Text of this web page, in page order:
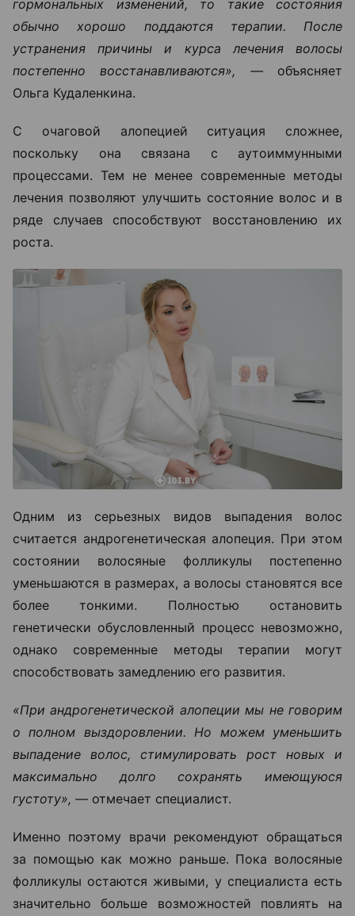
гормональных изменений, то такие состояния
обычно хорошо поддаются терапии. После
устранения причины и курса лечения волосы
постепенно восстанавливаются», —объясняет
Ольга Кудаленкина.
С очаговой алопецией ситуация сложнее,
поскольку она связана с аутоиммунными
процессами. Тем не менее современные методы
лечения позволяют улучшить состояние волос и в
ряде случаев способствуют восстановлению их
роста.
Одним из серьезных видов выпадения волос
считается андрогенетическая алопеция. При этом
состоянии волосяные фолликулы постепенно
уменьшаются в размерах, а волосы становятся все
более тонкими. Полностью остановить
генетически обусловленный процесс невозможно,
однако современные методы терапии могут
способствовать замедлению его развития.
«При андрогенетической алопеции мы не говорим
о полном выздоровлении. Но можем уменьшить
выпадение волос, стимулировать рост новых и
максимально долго сохранять имеющуюся
густоту», — отмечает специалист.
Именно поэтому врачи рекомендуют обращаться
за помощью как можно раньше. Пока волосяные
фолликулы остаются живыми, у специалиста есть
значительно больше возможностей повлиять на